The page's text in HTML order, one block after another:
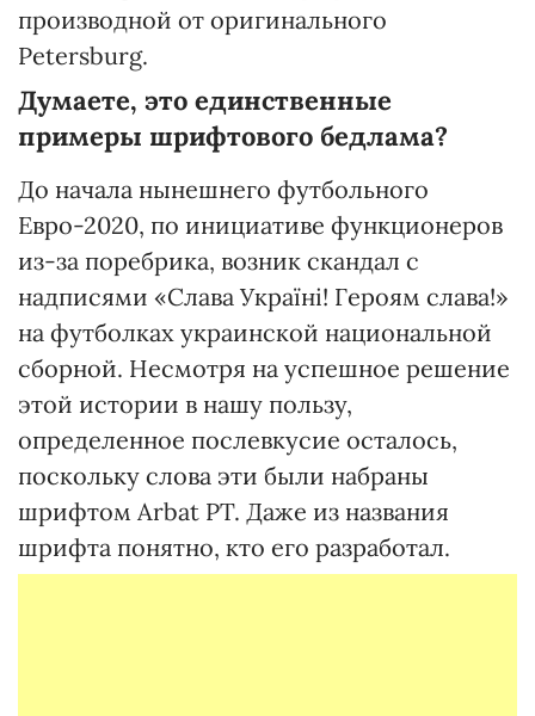
производной от оригинального
Petersburg.
Думаете, это единственные
примеры шрифтового бедлама?
До начала нынешнего футбольного
Евро-2020, по инициативе функционеров
из-за поребрика, возник скандал с
надписями «Слава Україні! Героям слава!»
на футболках украинской национальной
сборной. Несмотря на успешное решение
этой истории в нашу пользу,
определенное послевкусие осталось,
поскольку слова эти были набраны
шрифтом Arbat PT. Даже из названия
шрифта понятно, кто его разработал.